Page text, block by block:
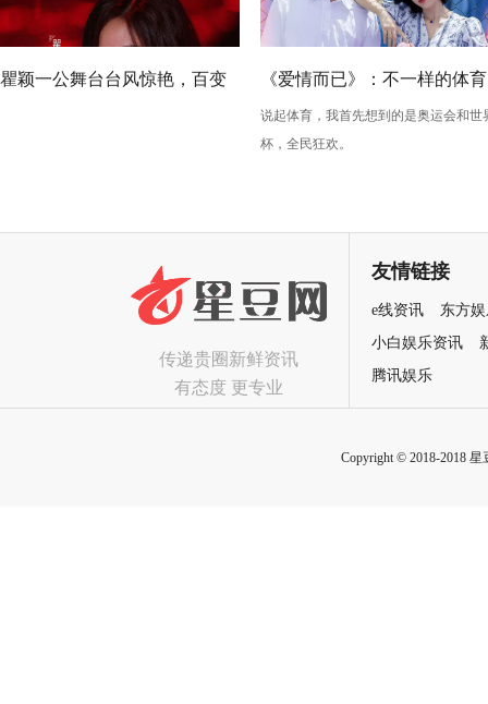
瞿颖一公舞台台风惊艳，百变 《爱情而已》：不一样的体育
精神
说起体育，我首先想到的是奥运会和世
杯，全民狂欢。
传递贵圈新鲜资讯
有态度 更专业
友情链接
e线资讯
东方
小白娱乐资讯
腾讯娱乐
Copyright © 2018-2018